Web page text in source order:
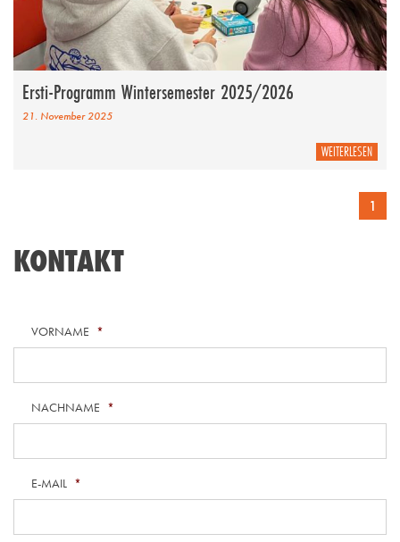
Ersti-Programm Wintersemester 2025/2026
21. November 2025
WEITERLESEN
1
KONTAKT
VORNAME *
NACHNAME *
E-MAIL *